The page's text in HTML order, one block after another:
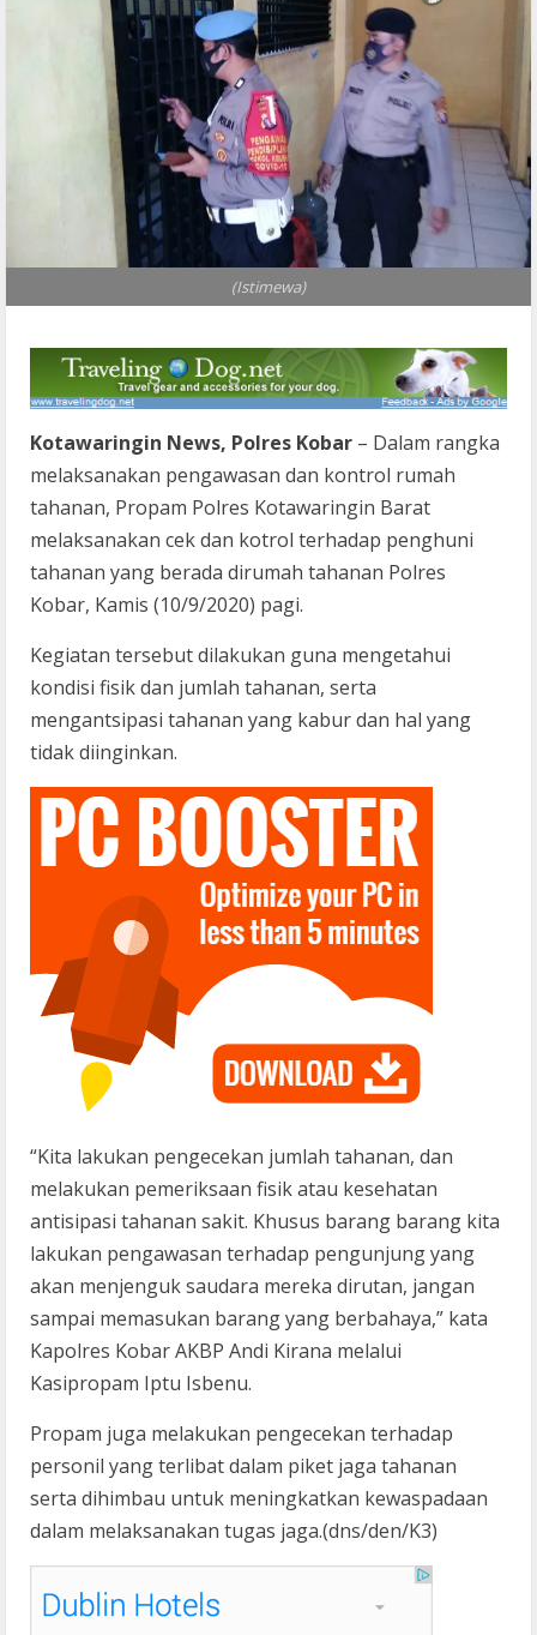
(Istimewa)
Kotawaringin News, Polres Kobar – Dalam rangka
melaksanakan pengawasan dan kontrol rumah
tahanan, Propam Polres Kotawaringin Barat
melaksanakan cek dan kotrol terhadap penghuni
tahanan yang berada dirumah tahanan Polres
Kobar, Kamis (10/9/2020) pagi.
Kegiatan tersebut dilakukan guna mengetahui
kondisi fisik dan jumlah tahanan, serta
mengantsipasi tahanan yang kabur dan hal yang
tidak diinginkan.
“Kita lakukan pengecekan jumlah tahanan, dan
melakukan pemeriksaan fisik atau kesehatan
antisipasi tahanan sakit. Khusus barang barang kita
lakukan pengawasan terhadap pengunjung yang
akan menjenguk saudara mereka dirutan, jangan
sampai memasukan barang yang berbahaya,” kata
Kapolres Kobar AKBP Andi Kirana melalui
Kasipropam Iptu Isbenu.
Propam juga melakukan pengecekan terhadap
personil yang terlibat dalam piket jaga tahanan
serta dihimbau untuk meningkatkan kewaspadaan
dalam melaksanakan tugas jaga.(dns/den/K3)